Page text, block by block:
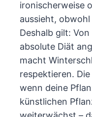
ironischerweise
aussieht,
Deshalb gilt:
absolute Diät
macht
respektieren.
wenn deine
künstlichen